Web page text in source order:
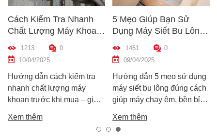
Cách Kiểm Tra Nhanh
Chất Lượng Máy Khoan
Trước Khi Mua – Hướng
Dẫn Chi Tiết Cho Người
Mới
1213
0
10/04/2025
Hướng dẫn cách kiểm tra
nhanh chất lượng máy
khoan trước khi mua – giúp
tốt, bền, hoạt động ổn định,
Xem thêm
5 Mẹo Giúp Bạn Sử
Dụng Máy Siết Bu Lông
Đúng Cách – Bền Máy,
Hiệu Quả Cao
1461
0
09/04/2025
Hướng dẫn 5 mẹo sử dụng
máy siết bu lông đúng cách
giúp máy chạy êm, bền bỉ
biến khiến máy nhanh hỏng
và kém hiệu suất.
Xem thêm